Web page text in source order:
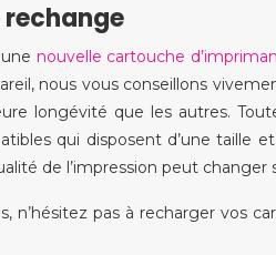
rechange
nouvelle cartouche
nous vous conseillons
longévité que les autres.
qui disposent d’une taille
de l’impression peut changer
n’hésitez pas à recharger vos